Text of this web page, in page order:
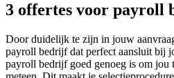
3 offertes voor payroll
Door duidelijk te zijn in jouw
payroll bedrijf dat perfect aansluit bij
payroll bedrijf goed genoeg is om jou